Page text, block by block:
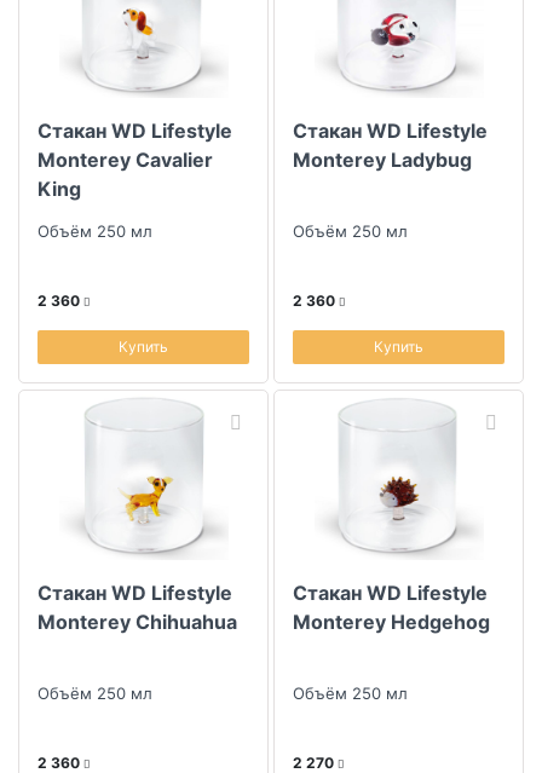
Стакан WD Lifestyle
Monterey Cavalier
King
Объём 250 мл
2 360
Купить
Стакан WD Lifestyle
Monterey Ladybug
Объём 250 мл
2 360
Купить
Стакан WD Lifestyle
Monterey Chihuahua
Объём 250 мл
2 360
Cтакан WD Lifestyle
Monterey Hedgehog
Объём 250 мл
2 270